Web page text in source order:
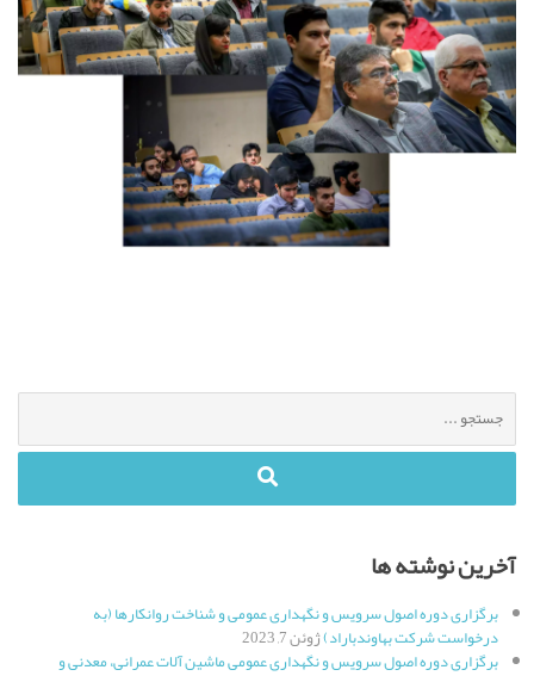
جستجو
برای
:
آخرین نوشته ها
برگزاری دوره اصول سرویس و نگهداری عمومی و شناخت روانکارها (به
درخواست شرکت بهاوندباراد)ژوئن 7, 2023
برگزاری دوره اصول سرویس و نگهداری عمومی ماشین آلات عمرانی، معدنی و